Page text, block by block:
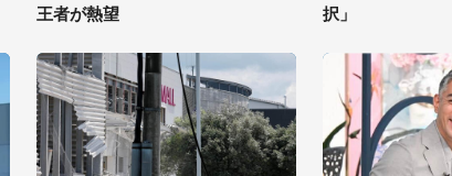
王者が熱望
択」